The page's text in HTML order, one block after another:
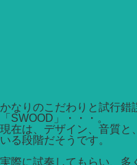
かなりのこだわりと試行錯
「SWOOD」・・・。
現在は、デザイン、音質と
いる段階だそうです。
実際に試奏してもらい、多